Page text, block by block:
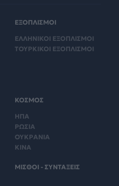
ΕΞΟΠΛΙΣΜΟΙ
ΕΛΛΗΝΙΚΟΙ ΕΞΟΠΛΙΣΜΟΙ
ΤΟΥΡΚΙΚΟΙ ΕΞΟΠΛΙΣΜΟΙ
ΚΟΣΜΟΣ
ΗΠΑ
ΡΩΣΙΑ
ΟΥΚΡΑΝΙΑ
ΚΙΝΑ
ΜΙΣΘΟΙ - ΣΥΝΤΑΞΕΙΣ